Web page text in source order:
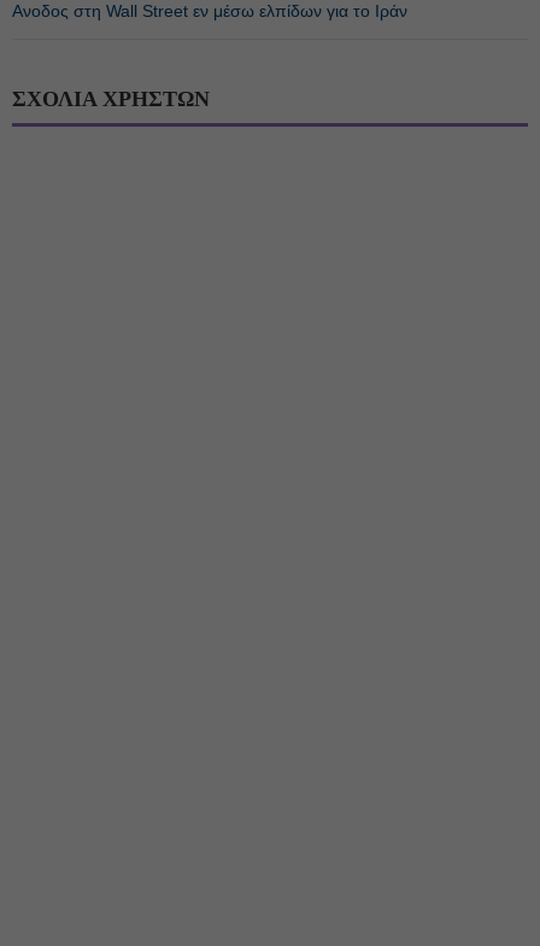
Ανοδος στη Wall Street εν μέσω ελπίδων για το Ιράν
ΣΧΟΛΙΑ ΧΡΗΣΤΩΝ